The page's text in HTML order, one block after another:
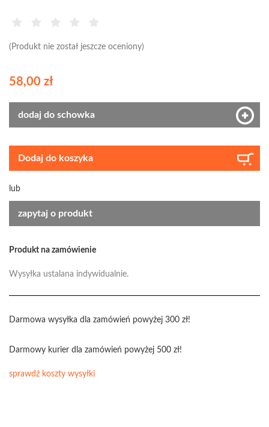
(Produkt nie został jeszcze oceniony)
58,00 zł
dodaj do schowka
Dodaj do koszyka
lub
zapytaj o produkt
Produkt na zamówienie
Wysyłka ustalana indywidualnie.
Darmowa wysyłka dla zamówień powyżej 300 zł!
Darmowy kurier dla zamówień powyżej 500 zł!
sprawdź koszty wysyłki